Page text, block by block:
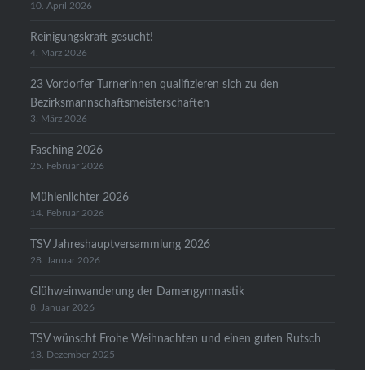
10. April 2026
Reinigungskraft gesucht!
4. März 2026
23 Vordorfer Turnerinnen qualifizieren sich zu den
Bezirksmannschaftsmeisterschaften
3. März 2026
Fasching 2026
25. Februar 2026
Mühlenlichter 2026
14. Februar 2026
TSV Jahreshauptversammlung 2026
28. Januar 2026
Glühweinwanderung der Damengymnastik
8. Januar 2026
TSV wünscht Frohe Weihnachten und einen guten Rutsch
18. Dezember 2025